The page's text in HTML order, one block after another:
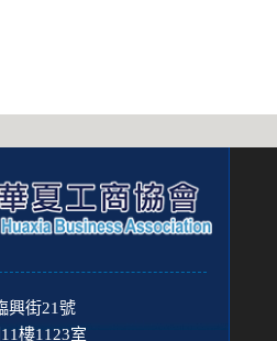
興街21號
樓1123室